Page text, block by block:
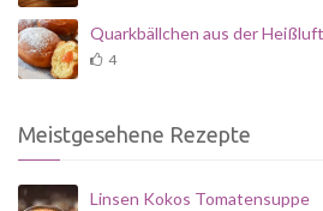
Quarkbällchen aus der
4
Meistgesehene Rezepte
Linsen Kokos Tomatensuppe